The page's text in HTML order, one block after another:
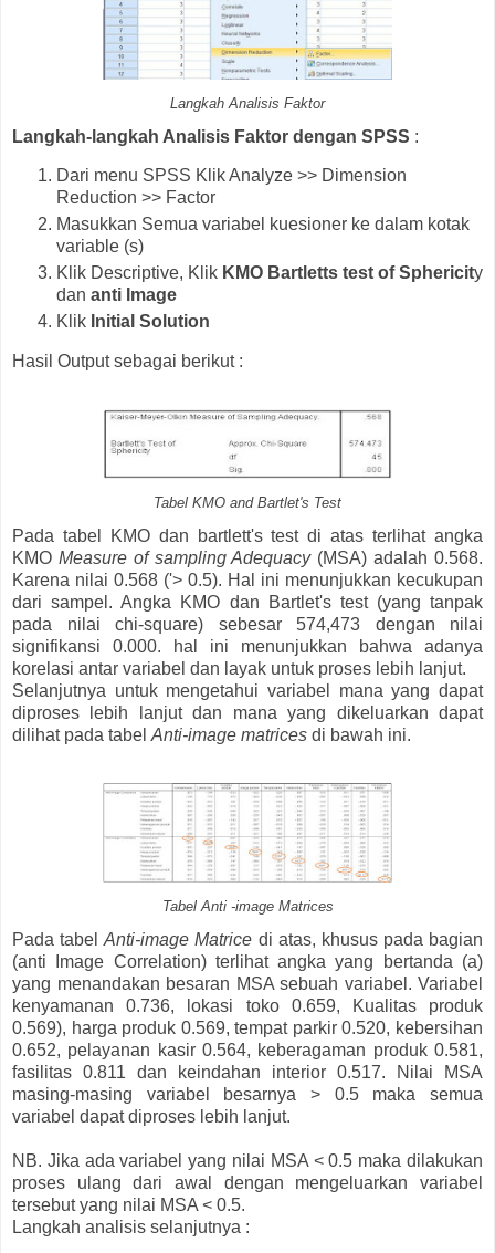
Langkah Analisis Faktor
Langkah-langkah Analisis Faktor dengan SPSS :
Dari menu SPSS Klik Analyze >> Dimension
Reduction >> Factor
Masukkan Semua variabel kuesioner ke dalam kotak
variable (s)
Klik Descriptive, Klik KMO Bartletts test of Sphericity
dan anti Image
Klik Initial Solution
Hasil Output sebagai berikut :
Tabel KMO and Bartlet's Test
Pada tabel KMO dan bartlett's test di atas terlihat angka
KMO Measure of sampling Adequacy(MSA) adalah 0.568.
Karena nilai 0.568 ('> 0.5). Hal ini menunjukkan kecukupan
dari sampel. Angka KMO dan Bartlet's test (yang tanpak
pada nilai chi-square) sebesar 574,473 dengan nilai
signifikansi 0.000. hal ini menunjukkan bahwa adanya
korelasi antar variabel dan layak untuk proses lebih lanjut.
Selanjutnya untuk mengetahui variabel mana yang dapat
diproses lebih lanjut dan mana yang dikeluarkan dapat
dilihat pada tabel Anti-image matrices di bawah ini.
Tabel Anti -image Matrices
Pada tabelAnti-image Matrice di atas, khusus pada bagian
(anti Image Correlation) terlihat angka yang bertanda (a)
yang menandakan besaran MSA sebuah variabel. Variabel
kenyamanan 0.736, lokasi toko 0.659, Kualitas produk
0.569), harga produk 0.569, tempat parkir 0.520, kebersihan
0.652, pelayanan kasir 0.564, keberagaman produk 0.581,
fasilitas 0.811 dan keindahan interior 0.517. Nilai MSA
masing-masing variabel besarnya > 0.5 maka semua
variabel dapat diproses lebih lanjut.
NB. Jika ada variabel yang nilai MSA < 0.5 maka dilakukan
proses ulang dari awal dengan mengeluarkan variabel
tersebut yang nilai MSA < 0.5.
Langkah analisis selanjutnya :